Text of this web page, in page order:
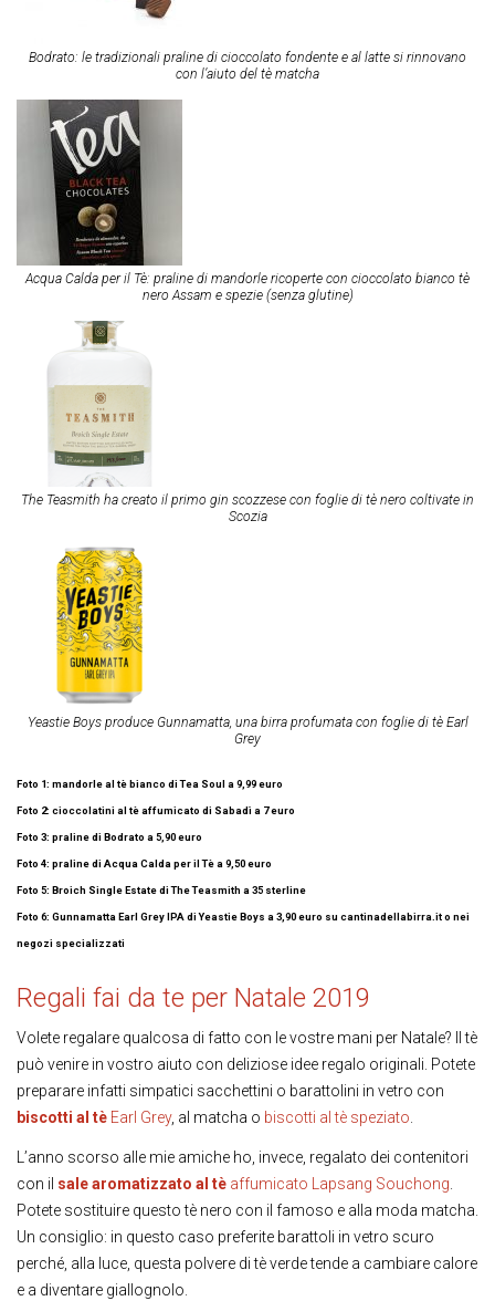
Bodrato: le tradizionali praline di cioccolato fondente e al latte si rinnovano
con l’aiuto del tè matcha
Acqua Calda per il Tè: praline di mandorle ricoperte con cioccolato bianco tè
nero Assam e spezie (senza glutine)
The Teasmith ha creato il primo gin scozzese con foglie di tè nero coltivate in
Scozia
Yeastie Boys produce Gunnamatta, una birra profumata con foglie di tè Earl
Grey
Foto 1: mandorle al tè bianco di Tea Soul a 9,99 euro
Foto 2: cioccolatini al tè affumicato di Sabadì a 7 euro
Foto 3: praline di Bodrato a 5,90 euro
Foto 4: praline di Acqua Calda per il Tè a 9,50 euro
Foto 5: Broich Single Estate di The Teasmith a 35 sterline
Foto 6: Gunnamatta Earl Grey IPA di Yeastie Boys a 3,90 euro su cantinadellabirra.it o nei
negozi specializzati
Regali fai da te per Natale 2019
Volete regalare qualcosa di fatto con le vostre mani per Natale? Il tè
può venire in vostro aiuto con deliziose idee regalo originali. Potete
preparare infatti simpatici sacchettini o barattolini in vetro con
biscotti al tè Earl Grey, al matcha o biscotti al tè speziato
L’anno scorso alle mie amiche ho, invece, regalato dei contenitori
con il sale aromatizzato al tè affumicato Lapsang Souchong
Potete sostituire questo tè nero con il famoso e alla moda matcha.
Un consiglio: in questo caso preferite barattoli in vetro scuro
perché, alla luce, questa polvere di tè verde tende a cambiare calore
e a diventare giallognolo.